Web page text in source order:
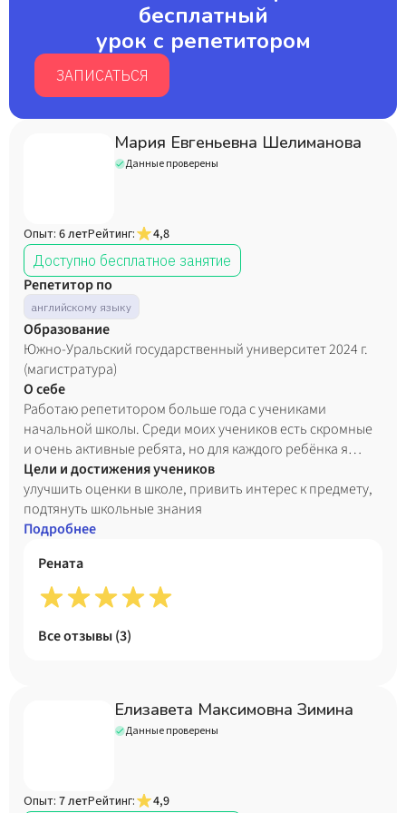
бесплатный
урок с репетитором
ЗАПИСАТЬСЯ
Мария Евгеньевна Шелиманова
Данные проверены
Опыт: 6 летРейтинг:
4,8
Доступно бесплатное занятие
Репетитор по
английскому языку
Образование
Южно-Уральский государственный университет 2024 г.
(магистратура)
О себе
Работаю репетитором больше года с учениками
начальной школы. Среди моих учеников есть скромные
и очень активные ребята, но для каждого ребёнка я
нахожу свой подход. В свободное время посещаю
выставки и смотрю фильмы на английском языке. Люблю
путешестовать и общаться с друзьями из разных стран.
Цели и достижения учеников
улучшить оценки в школе, привить интерес к предмету,
подтянуть школьные знания
Подробнее
Рената
Все отзывы (3)
Елизавета Максимовна Зимина
Данные проверены
Опыт: 7 летРейтинг: 4,9